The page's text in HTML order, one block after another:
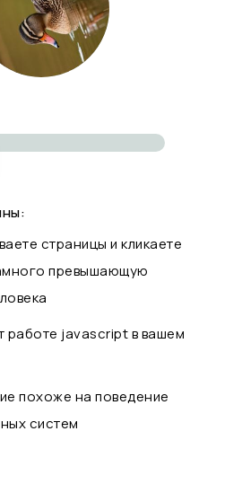
страницы и кликаете
превышающую
работе javascript в вашем
похоже на поведение
систем